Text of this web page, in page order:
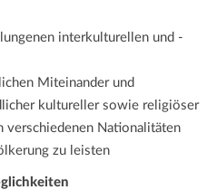
interkulturellen und -
Miteinander und
kultureller sowie religiöser
verschiedenen Nationalitäten
zu leisten